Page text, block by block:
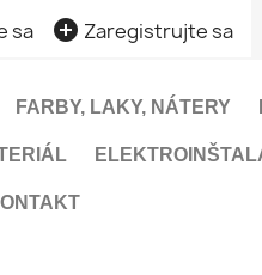
sa  Zaregistrujte sa
FARBY, LAKY, NÁTERY